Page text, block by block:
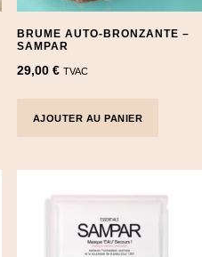
BRUME AUTO-BRONZANTE –
SAMPAR
29,00€ TVAC
AJOUTER AU PANIER